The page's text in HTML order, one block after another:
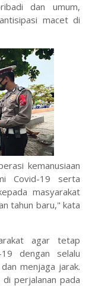
dan umum,
macet di
kemanusiaan
Covid-19 serta
masyarakat
tahun baru," kata
agar tetap
dengan selalu
menjaga jarak.
perjalanan pada